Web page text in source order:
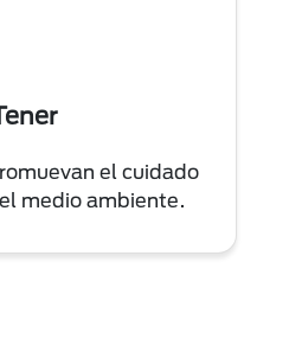
el cuidado
medio ambiente.